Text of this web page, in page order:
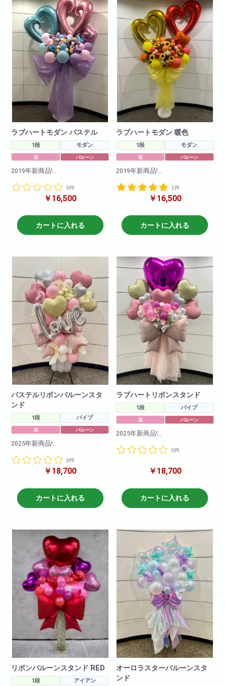
ラブハートモダン パステル
1段 モダン
花 バルーン
2019年新商品!
花を使用してリボンも付けて
おしゃれなモダンスタンドと組
大人気の商品です!是非お試しく
ださいませ。
※写真はイメージです
0件
￥16,500
カートに入れる
ラブハートモダン 暖色
1段 モダン
花 バルーン
2019年新商品!
花を使用してリボンも付けて
おしゃれなモダンスタンドと組
大人気の商品です!是非お試しく
ださいませ。
※写真はイメージです
何卒ご了承ください。
1件
￥16,500
カートに入れる
パステルリボンバルーンスタ
ンド
1段 パイプ
花 バルーン
2025年新商品!
花を使用して
流行りのリボンも付いて可愛く
大人気の商品です!是非お試しく
ださいませ。
仕入れ状況により多少は変動い
たしますので
何卒ご了承ください。
0件
￥18,700
カートに入れる
ラブハートリボンスタンド
1段 パイプ
花 バルーン
2025年新商品!
花を使用して
仕上がりました。
大人気の商品です!是非お試しく
ださいませ。
たしますので
何卒ご了承ください。
0件
￥18,700
カートに入れる
リボンバルーンスタンド RED
1段 アイアン
オーロラスターバルーンスタ
ンド